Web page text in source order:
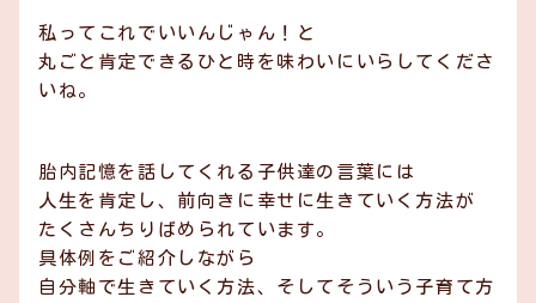
お問い合わせ
私ってこれでいいんじゃん！と
丸ごと肯定できるひと時を味わいにいらしてくださ
いね。
胎内記憶を話してくれる子供達の言葉には
人生を肯定し、前向きに幸せに生きていく方法が
たくさんちりばめられています。
具体例をご紹介しながら
自分軸で生きていく方法、そしてそういう子育て方